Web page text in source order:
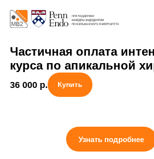
Частичная оплата
курса по апикальной
36 000 р. Купить
Узнать подробнее